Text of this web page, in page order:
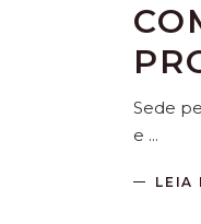
Sede
e
LEIA